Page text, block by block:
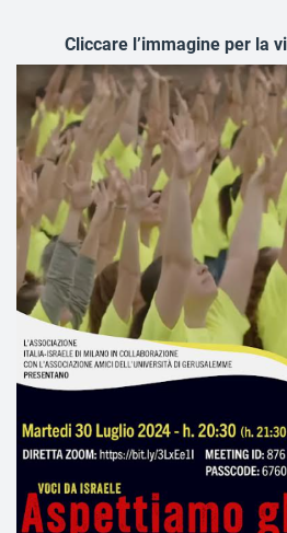
Cliccare l’immagine per la